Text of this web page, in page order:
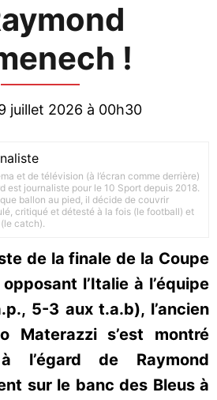
!
juillet 2026 à 00h30
et de télévision (à l’écran comme derrière)
est journaliste pour le 10 Sport depuis 2018.
ballon au pied, il décide de couvrir
critiqué et détesté à la fois (le football) et
(le catch).
de la finale de la Coupe
l’Italie à l’équipe
5-3 aux t.a.b), l’ancien
Materazzi s’est montré
l’égard de Raymond
sur le banc des Bleus à